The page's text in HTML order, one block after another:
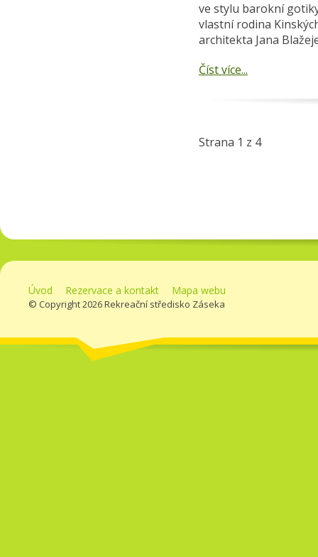
ve stylu barokní
vlastní rodina
architekta Jana
Číst více...
Strana 1 z 4
Úvod Rezervace a kontakt Mapa webu
© Copyright 2026 Rekreační středisko Záseka